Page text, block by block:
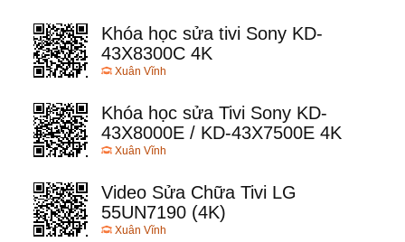
Khóa học sửa tivi Sony KD-
43X8300C 4K
Xuân Vĩnh
Khóa học sửa Tivi Sony KD-
43X8000E / KD-43X7500E 4K
Xuân Vĩnh
Video Sửa Chữa Tivi LG
55UN7190 (4K)
Xuân Vĩnh